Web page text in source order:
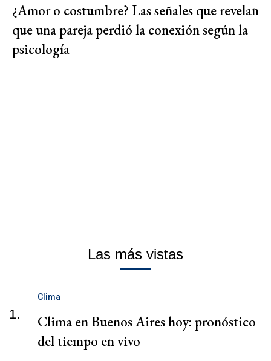
¿Amor o costumbre? Las señales que revelan
que una pareja perdió la conexión según la
psicología
Las más vistas
1.
Clima
Clima en Buenos Aires hoy: pronóstico
del tiempo en vivo